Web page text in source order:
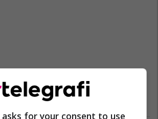
for your consent to use